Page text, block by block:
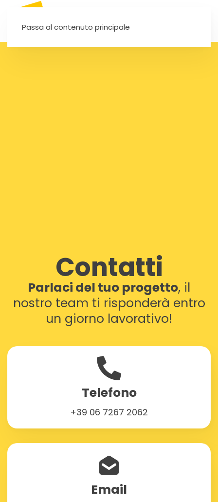
Passa al contenuto principale
Contatti
Parlaci del tuo progetto, il
nostro team ti risponderà entro
un giorno lavorativo!
Telefono
+39 06 7267 2062
Email